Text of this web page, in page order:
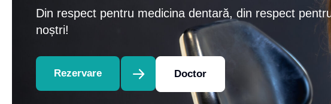
Din respect pentru medicina dentară, din respect
noștri!
Rezervare Doctor